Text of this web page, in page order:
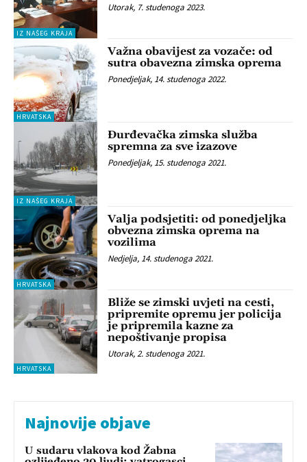
IZ NAŠEG KRAJA
Utorak, 7. studenoga 2023.
HRVATSKA
Važna obavijest za vozače: od
sutra obavezna zimska oprema
Ponedjeljak, 14. studenoga 2022.
IZ NAŠEG KRAJA
Đurđevačka zimska služba
spremna za sve izazove
Ponedjeljak, 15. studenoga 2021.
HRVATSKA
Valja podsjetiti: od ponedjeljka
obvezna zimska oprema na
vozilima
Nedjelja, 14. studenoga 2021.
HRVATSKA
Bliže se zimski uvjeti na cesti,
pripremite opremu jer policija
je pripremila kazne za
nepoštivanje propisa
Utorak, 2. studenoga 2021.
Najnovije objave
U sudaru vlakova kod Žabna